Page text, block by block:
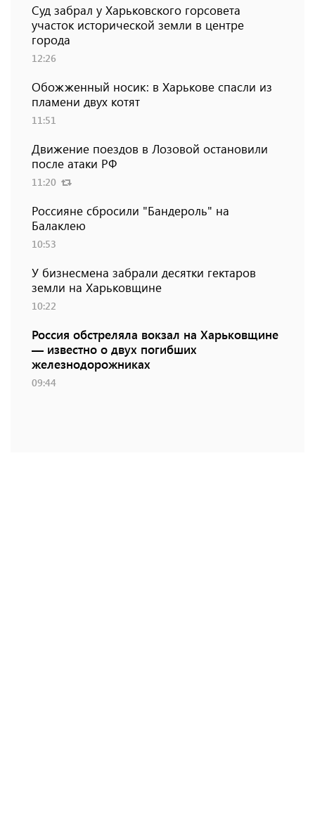
Суд забрал у Харьковского горсовета
участок исторической земли в центре
города
12:26
Обожженный носик: в Харькове спасли из
пламени двух котят
11:51
Движение поездов в Лозовой остановили
после атаки РФ
11:20
Россияне сбросили "Бандероль" на
Балаклею
10:53
У бизнесмена забрали десятки гектаров
земли на Харьковщине
10:22
Россия обстреляла вокзал на Харьковщине
— известно о двух погибших
железнодорожниках
09:44